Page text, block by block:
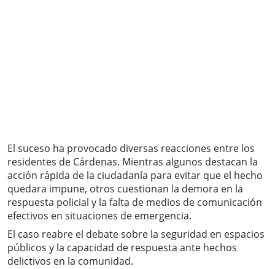
El suceso ha provocado diversas reacciones entre los
residentes de Cárdenas. Mientras algunos destacan la
acción rápida de la ciudadanía para evitar que el hecho
quedara impune, otros cuestionan la demora en la
respuesta policial y la falta de medios de comunicación
efectivos en situaciones de emergencia.
El caso reabre el debate sobre la seguridad en espacios
públicos y la capacidad de respuesta ante hechos
delictivos en la comunidad.